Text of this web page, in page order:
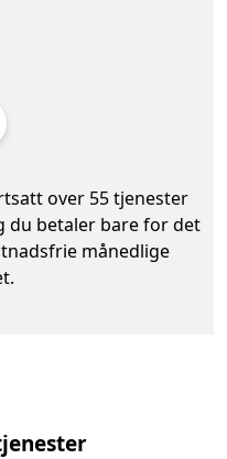
over 55 tjenester
du betaler bare for det
månedlige